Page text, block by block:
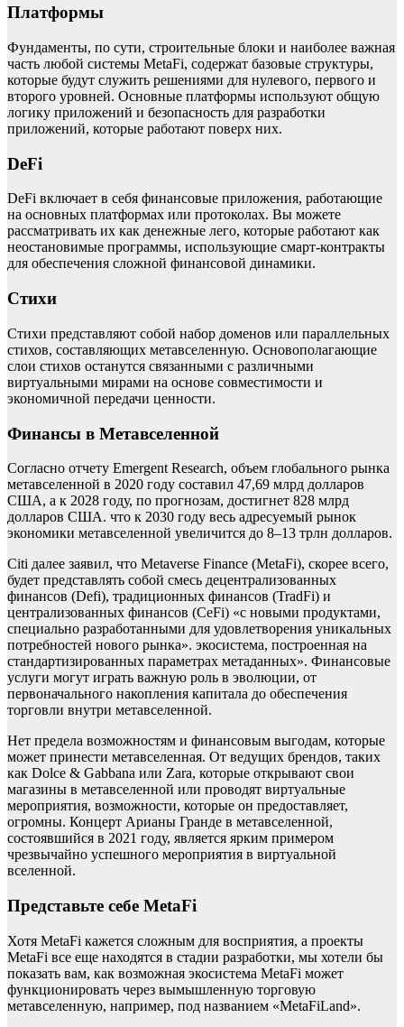
Платформы
Фундаменты, по сути, строительные блоки и наиболее важная
часть любой системы MetaFi, содержат базовые структуры,
которые будут служить решениями для нулевого, первого и
второго уровней. Основные платформы используют общую
логику приложений и безопасность для разработки
приложений, которые работают поверх них.
DeFi
DeFi включает в себя финансовые приложения, работающие
на основных платформах или протоколах. Вы можете
рассматривать их как денежные лего, которые работают как
неостановимые программы, использующие смарт-контракты
для обеспечения сложной финансовой динамики.
Стихи
Стихи представляют собой набор доменов или параллельных
стихов, составляющих метавселенную. Основополагающие
слои стихов останутся связанными с различными
виртуальными мирами на основе совместимости и
экономичной передачи ценности.
Финансы в Метавселенной
Согласно отчету Emergent Research, объем глобального рынка
метавселенной в 2020 году составил 47,69 млрд долларов
США, а к 2028 году, по прогнозам, достигнет 828 млрд
долларов США. что к 2030 году весь адресуемый рынок
экономики метавселенной увеличится до 8–13 трлн долларов.
Citi далее заявил, что Metaverse Finance (MetaFi), скорее всего,
будет представлять собой смесь децентрализованных
финансов (Defi), традиционных финансов (TradFi) и
централизованных финансов (CeFi) «с новыми продуктами,
специально разработанными для удовлетворения уникальных
потребностей нового рынка». экосистема, построенная на
стандартизированных параметрах метаданных». Финансовые
услуги могут играть важную роль в эволюции, от
первоначального накопления капитала до обеспечения
торговли внутри метавселенной.
Нет предела возможностям и финансовым выгодам, которые
может принести метавселенная. От ведущих брендов, таких
как Dolce & Gabbana или Zara, которые открывают свои
магазины в метавселенной или проводят виртуальные
мероприятия, возможности, которые он предоставляет,
огромны. Концерт Арианы Гранде в метавселенной,
состоявшийся в 2021 году, является ярким примером
чрезвычайно успешного мероприятия в виртуальной
вселенной.
Представьте себе MetaFi
Хотя MetaFi кажется сложным для восприятия, а проекты
MetaFi все еще находятся в стадии разработки, мы хотели бы
показать вам, как возможная экосистема MetaFi может
функционировать через вымышленную торговую
метавселенную, например, под названием «MetaFiLand».